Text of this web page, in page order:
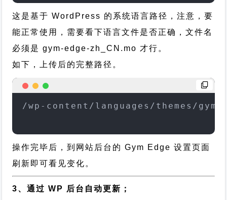
这是基于 WordPress 的系统语言路径，注意，要
能正常使用，需要看下语言文件是否正确，文件名
必须是 gym-edge-zh_CN.mo 才行。
如下，上传后的完整路径。
/wp-content/languages/themes/gym-
操作完毕后，到网站后台的 Gym Edge 设置页面
刷新即可看见变化。
3、通过 WP 后台自动更新；